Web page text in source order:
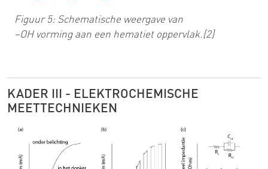
Figuur 5: Schematische weergave van
–OH vorming aan een hematiet oppervlak.[2]
KADER III - ELEKTROCHEMISCHE
MEETTECHNIEKEN